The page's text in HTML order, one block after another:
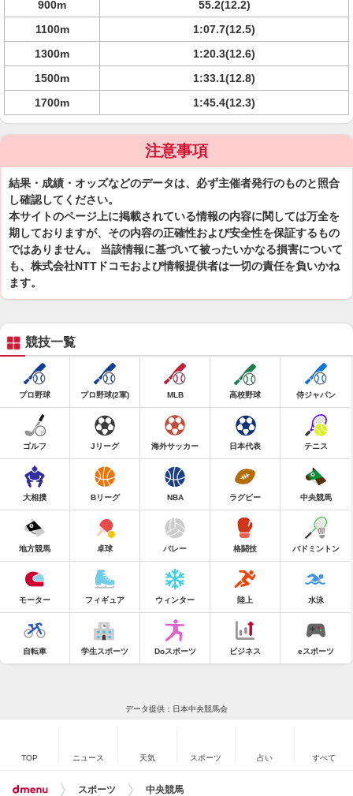
900m
55.2(12.2)
1100m
1:07.7(12.5)
1300m
1:20.3(12.6)
1500m
1:33.1(12.8)
1700m
1:45.4(12.3)
注意事項
結果・成績・オッズなどのデータは、必ず主催者発行のものと照合
し確認してください。
本サイトのページ上に掲載されている情報の内容に関しては万全を
期しておりますが、その内容の正確性および安全性を保証するもの
ではありません。 当該情報に基づいて被ったいかなる損害について
も、株式会社NTTドコモおよび情報提供者は一切の責任を負いかね
ます。
競技一覧
プロ野球 プロ野球(2軍) MLB 高校野球 侍ジャパン
ゴルフ Jリーグ 海外サッカー 日本代表 テニス
大相撲 Bリーグ NBA ラグビー 中央競馬
地方競馬 卓球 バレー 格闘技 バドミントン
モーター フィギュア ウィンター 陸上 水泳
自転車 学生スポーツ Doスポーツ ビジネス eスポーツ
データ提供：日本中央競馬会
TOP ニュース 天気 スポーツ 占い すべて
スポーツ 中央競馬